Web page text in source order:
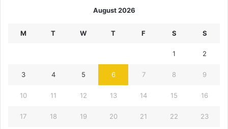
August 2026
M T W T F S S
1 2
3 4 5 6 7 8 9
10 11 12 13 14 15 16
17 18 19 20 21 22 23